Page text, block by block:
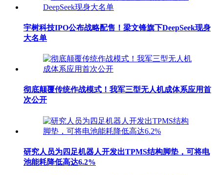
宇树科技IPO公布战略配售！梁文锋旗下DeepSeek现身
大名单
彻底颠覆传统作战模式！我军三型无人机成体系应用首
次公开
研究人员为四足机器人开发出TPMS结构脚垫，可将电
池能耗降低高达6.2%